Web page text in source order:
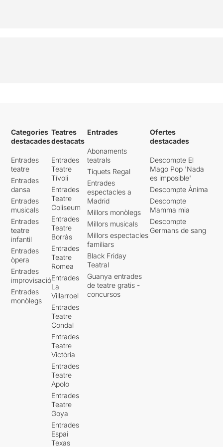
Categories
destacades
Entrades
teatre
Entrades
dansa
Entrades
musicals
Entrades
teatre
infantil
Entrades
òpera
Entrades
improvisació
Entrades
monòlegs
Teatres
destacats
Entrades
Teatre
Tívoli
Entrades
Teatre
Coliseum
Entrades
Teatre
Borràs
Entrades
Teatre
Romea
Entrades
La
Villarroel
Entrades
Teatre
Condal
Entrades
Teatre
Victòria
Entrades
Teatre
Apolo
Entrades
Teatre
Goya
Entrades
Espai
Texas
Entrades
Abonaments
teatrals
Tiquets Regal
Entrades
espectacles a
Madrid
Millors monòlegs
Millors musicals
Millors espectacles
familiars
Black Friday
Teatral
Guanya entrades
de teatre gratis -
concursos
Ofertes
destacades
Descompte El
Mago Pop 'Nada
es imposible'
Descompte Ànima
Descompte
Mamma mia
Descompte
Germans de sang